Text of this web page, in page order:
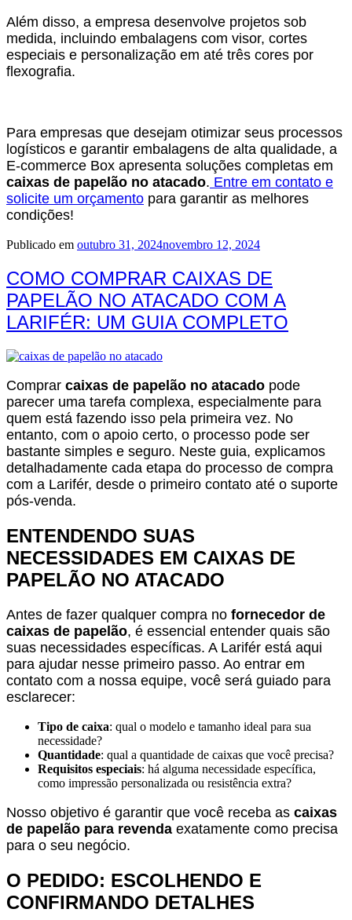
Além disso, a empresa desenvolve projetos sob
medida, incluindo embalagens com visor, cortes
especiais e personalização em até três cores por
flexografia.
Para empresas que desejam otimizar seus processos
logísticos e garantir embalagens de alta qualidade, a
E-commerce Box apresenta soluções completas em
caixas de papelão no atacado. Entre em contato e
solicite um orçamento para garantir as melhores
condições!
Publicado em outubro 31, 2024novembro 12, 2024
COMO COMPRAR CAIXAS DE
PAPELÃO NO ATACADO COM A
LARIFÉR: UM GUIA COMPLETO
Comprar caixas de papelão no atacado pode
parecer uma tarefa complexa, especialmente para
quem está fazendo isso pela primeira vez. No
entanto, com o apoio certo, o processo pode ser
bastante simples e seguro. Neste guia, explicamos
detalhadamente cada etapa do processo de compra
com a Larifér, desde o primeiro contato até o suporte
pós-venda.
ENTENDENDO SUAS
NECESSIDADES EM CAIXAS DE
PAPELÃO NO ATACADO
Antes de fazer qualquer compra no fornecedor de
caixas de papelão, é essencial entender quais são
suas necessidades específicas. A Larifér está aqui
para ajudar nesse primeiro passo. Ao entrar em
contato com a nossa equipe, você será guiado para
esclarecer:
Tipo de caixa: qual o modelo e tamanho ideal para sua
necessidade?
Quantidade: qual a quantidade de caixas que você precisa?
Requisitos especiais: há alguma necessidade específica,
como impressão personalizada ou resistência extra?
Nosso objetivo é garantir que você receba as caixas
de papelão para revenda exatamente como precisa
para o seu negócio.
O PEDIDO: ESCOLHENDO E
CONFIRMANDO DETALHES